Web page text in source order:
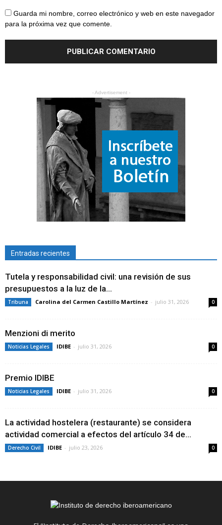
Guarda mi nombre, correo electrónico y web en este navegador
para la próxima vez que comente.
- Advertisement -
Entradas recientes
Tutela y responsabilidad civil: una revisión de sus
presupuestos a la luz de la...
Tribuna Carolina del Carmen Castillo Martínez - julio 31, 2026 0
Menzioni di merito
Noticias Legales IDIBE - julio 31, 2026 0
Premio IDIBE
Noticias Legales IDIBE - julio 31, 2026 0
La actividad hostelera (restaurante) se considera
actividad comercial a efectos del artículo 34 de...
Derecho Civil IDIBE - julio 23, 2026 0